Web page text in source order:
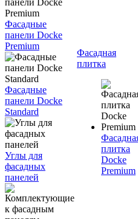
Фасадные
панели Docke
Premium
Фасадные
панели Docke
Standard
Углы для
фасадных
панелей
Фасадная
плитка
плитка
Docke
Premium